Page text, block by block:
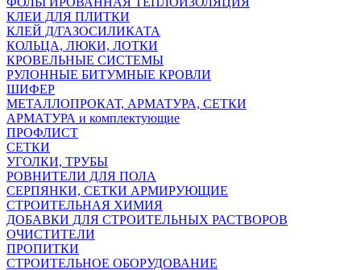
КЛЕИ ДЛЯ ПЛИТКИ
КЛЕЙ Д/ГАЗОСИЛИКАТА
КОЛЬЦА, ЛЮКИ, ЛОТКИ
КРОВЕЛЬНЫЕ СИСТЕМЫ
РУЛОННЫЕ БИТУМНЫЕ КРОВЛИ
ШИФЕР
МЕТАЛЛОПРОКАТ, АРМАТУРА, СЕТКИ
АРМАТУРА и комплектующие
ПРОФЛИСТ
СЕТКИ
УГОЛКИ, ТРУБЫ
РОВНИТЕЛИ ДЛЯ ПОЛА
СЕРПЯНКИ, СЕТКИ АРМИРУЮЩИЕ
СТРОИТЕЛЬНАЯ ХИМИЯ
ДОБАВКИ ДЛЯ СТРОИТЕЛЬНЫХ РАСТВОРОВ
ОЧИСТИТЕЛИ
ПРОПИТКИ
СТРОИТЕЛЬНОЕ ОБОРУДОВАНИЕ